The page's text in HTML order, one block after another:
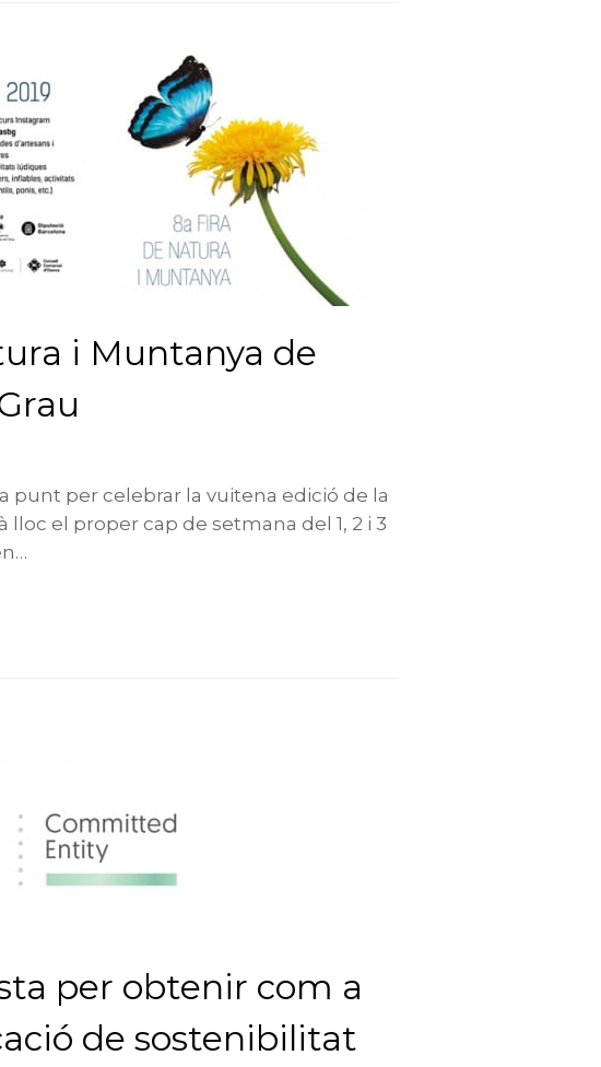
i Muntanya de
punt per celebrar la vuitena edició de la
el proper cap de setmana del 1, 2 i 3
per obtenir com a
de sostenibilitat